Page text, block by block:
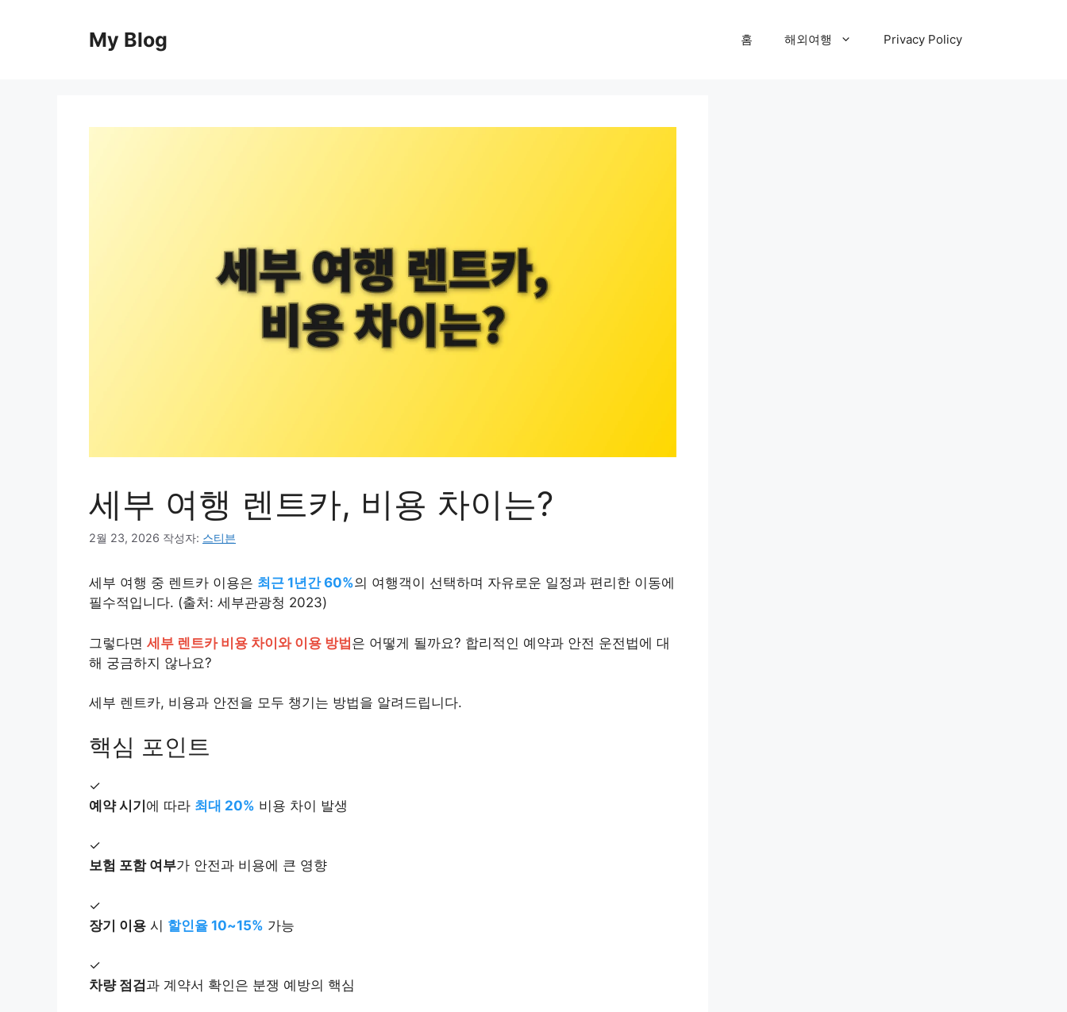
My Blog 홈 해외여행 Privacy Policy
세부 여행 렌트카, 비용 차이는?
2월 23, 2026 작성자: 스티븐
세부 여행 중 렌트카 이용은 최근 1년간 60%의 여행객이 선택하며 자유로운 일정과 편리한 이동에
필수적입니다. (출처: 세부관광청 2023)
그렇다면 세부 렌트카 비용 차이와 이용 방법은 어떻게 될까요? 합리적인 예약과 안전 운전법에 대
해 궁금하지 않나요?
세부 렌트카, 비용과 안전을 모두 챙기는 방법을 알려드립니다.
핵심 포인트
✓
예약 시기에 따라 최대 20% 비용 차이 발생
✓
보험 포함 여부가 안전과 비용에 큰 영향
✓
장기 이용 시 할인율 10~15% 가능
✓
차량 점검 과 계약서 확인은 분쟁 예방의 핵심